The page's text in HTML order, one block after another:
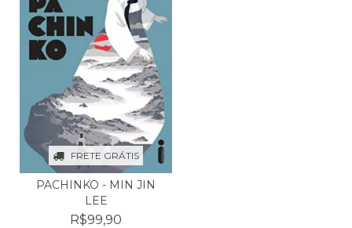
FRETE GRÁTIS
PACHINKO - MIN JIN
LEE
R$99,90